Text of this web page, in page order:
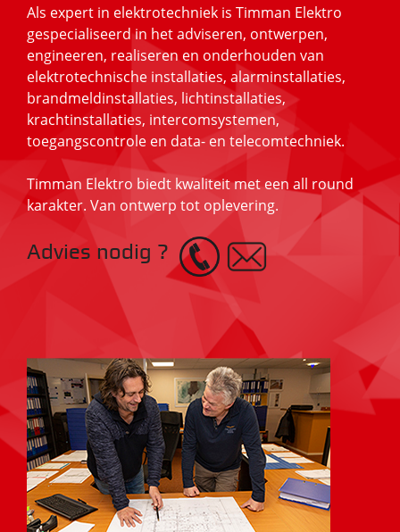
Als expert in elektrotechniek is Timman Elektro
gespecialiseerd in het adviseren, ontwerpen,
engineeren, realiseren en onderhouden van
elektrotechnische installaties, alarminstallaties,
brandmeldinstallaties, lichtinstallaties,
krachtinstallaties, intercomsystemen,
toegangscontrole en data- en telecomtechniek.
Timman Elektro biedt kwaliteit met een all round
karakter. Van ontwerp tot oplevering.
Advies nodig ?